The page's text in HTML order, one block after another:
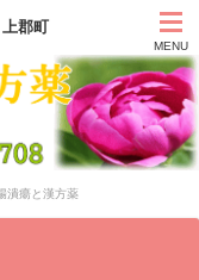
郡町
MENU
潰瘍と漢方薬